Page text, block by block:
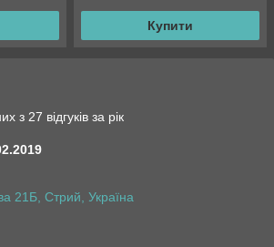
Купити
з 27 відгуків за рік
21Б, Стрий, Україна